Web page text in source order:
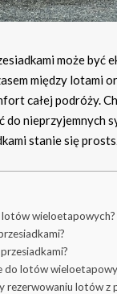
może
między lotami
całej
do nieprzyjemnych
stanie się
lotów wieloetapowych?
do lotów
rezerwowaniu lotów z